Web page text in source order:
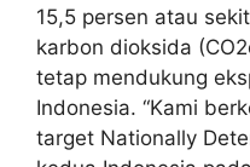
15,5 persen atau
karbon dioksida
tetap mendukung
Indonesia. “Kami
target Nationally